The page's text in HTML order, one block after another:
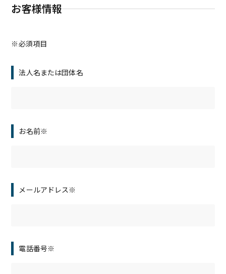
お客様情報
※必須項目
法人名または団体名
お名前※
メールアドレス※
電話番号※